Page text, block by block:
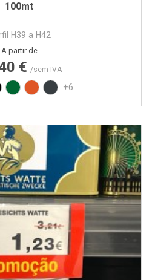
100mt
H39 a H42
Preço
A partir de
€ /sem IVA
Verde RAL6029
Laranja RAL2004
Cinza RAL7016
+6